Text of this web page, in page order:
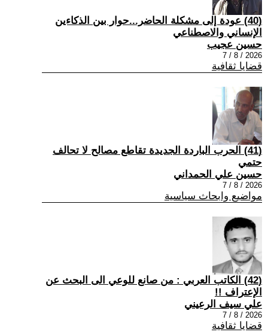
(40) عودة إلى مشكلة الحاضر...حوار بين الذكاءين
الإنساني والاصطناعي
حسين عجيب
2026 / 8 / 7
قضايا ثقافية
(41) الحرب الباردة الجديدة تقاطع مصالح لا تحالف
حتمي
حسين علي الحمداني
2026 / 8 / 7
مواضيع وابحاث سياسية
(42) الكاتب العربي : من صانع للوعي الى البحث عن
الإعتراف !!
علي سيف الرعيني
2026 / 8 / 7
قضايا ثقافية